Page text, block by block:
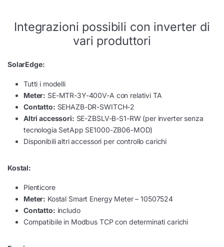
Integrazioni possibili con inverter di
vari produttori
SolarEdge:
Tutti i modelli
Meter: SE-MTR-3Y-400V-A con relativi TA
Contatto: SEHAZB-DR-SWITCH-2
Altri accessori: SE-ZBSLV-B-S1-RW (per inverter senza
tecnologia SetApp SE1000-ZB06-MOD)
Disponibili altri accessori per controllo carichi
Kostal:
Plenticore
Meter: Kostal Smart Energy Meter – 10507524
Contatto: includo
Compatibile in Modbus TCP con determinati carichi